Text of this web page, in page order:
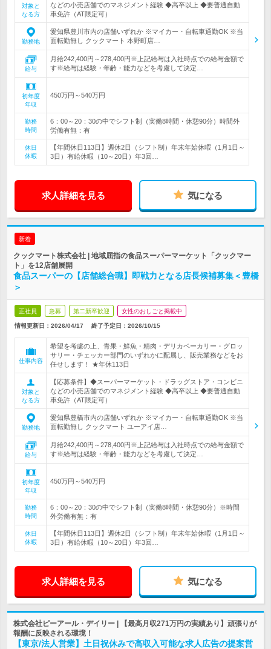
対象と
なる方
などの小売店舗でのマネジメント経験 ◆高卒以上 ◆要普通自動
車免許（AT限定可）
勤務地
愛知県豊川市内の店舗いずれか ※マイカー・自転車通勤OK ※当
面転勤無し クックマート 本野町店…
給与
月給242,400円～278,400円※上記給与は入社時点での給与金額で
す※給与は経験・年齢・能力などを考慮して決定…
初年度
年収
450万円～540万円
勤務
時間
6：00～20：30の中でシフト制（実働8時間・休憩90分）時間外
労働有無：有
休日
休暇
【年間休日113日】週休2日（シフト制）年末年始休暇（1月1日～
3日）有給休暇（10～20日）年3回…
求人詳細を見る 気になる
新着
クックマート株式会社 | 地域屈指の食品スーパーマーケット「クックマー
ト」を12店舗展開
食品スーパーの【店舗総合職】即戦力となる店長候補募集＜豊橋
＞
正社員 急募 第二新卒歓迎 女性のおしごと掲載中
情報更新日：2026/04/17 終了予定日： 2026/10/15
仕事内容
希望を考慮の上、青果・鮮魚・精肉・デリカベーカリー・グロッ
サリー・チェッカー部門のいずれかに配属し、販売業務などをお
任せします！ ★年休113日
対象と
なる方
【応募条件】◆スーパーマーケット・ドラッグストア・コンビニ
などの小売店舗でのマネジメント経験 ◆高卒以上 ◆要普通自動
車免許（AT限定可）
勤務地
愛知県豊橋市内の店舗いずれか ※マイカー・自転車通勤OK ※当
面転勤無し クックマート ユーアイ店…
給与
月給242,400円～278,400円※上記給与は入社時点での給与金額で
す※給与は経験・年齢・能力などを考慮して決定…
初年度
年収
450万円～540万円
勤務
時間
6：00～20：30の中でシフト制（実働8時間・休憩90分）※時間
外労働有無：有
休日
休暇
【年間休日113日】週休2日（シフト制）年末年始休暇（1月1日～
3日）有給休暇（10～20日）年3回…
求人詳細を見る 気になる
株式会社ピーアール・デイリー | 【最高月収271万円の実績あり】頑張りが
報酬に反映される環境！
【東京/法人営業】土日祝休みで高収入可能な求人広告の提案営